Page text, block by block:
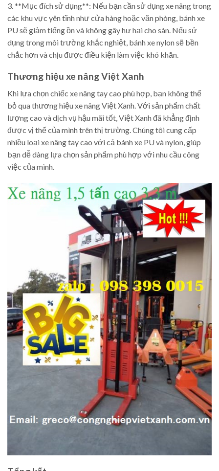
3. **Mục đích sử dụng**: Nếu bạn cần sử dụng xe nâng trong
các khu vực yên tĩnh như cửa hàng hoặc văn phòng, bánh xe
PU sẽ giảm tiếng ồn và không gây hư hại cho sàn. Nếu sử
dụng trong môi trường khắc nghiệt, bánh xe nylon sẽ bền
chắc hơn và chịu được điều kiện làm việc khó khăn.
Thương hiệu xe nâng Việt Xanh
Khi lựa chọn chiếc xe nâng tay cao phù hợp, bạn không thể
bỏ qua thương hiệu xe nâng Việt Xanh. Với sản phẩm chất
lượng cao và dịch vụ hậu mãi tốt, Việt Xanh đã khẳng định
được vị thế của mình trên thị trường. Chúng tôi cung cấp
nhiều loại xe nâng tay cao với cả bánh xe PU và nylon, giúp
bạn dễ dàng lựa chọn sản phẩm phù hợp với nhu cầu công
việc của mình.